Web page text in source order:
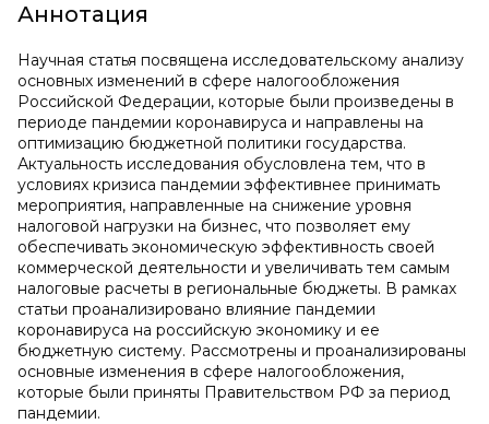
Аннотация
Научная статья посвящена исследовательскому анализу
основных изменений в сфере налогообложения
Российской Федерации, которые были произведены в
периоде пандемии коронавируса и направлены на
оптимизацию бюджетной политики государства.
Актуальность исследования обусловлена тем, что в
условиях кризиса пандемии эффективнее принимать
мероприятия, направленные на снижение уровня
налоговой нагрузки на бизнес, что позволяет ему
обеспечивать экономическую эффективность своей
коммерческой деятельности и увеличивать тем самым
налоговые расчеты в региональные бюджеты. В рамках
статьи проанализировано влияние пандемии
коронавируса на российскую экономику и ее
бюджетную систему. Рассмотрены и проанализированы
основные изменения в сфере налогообложения,
которые были приняты Правительством РФ за период
пандемии.